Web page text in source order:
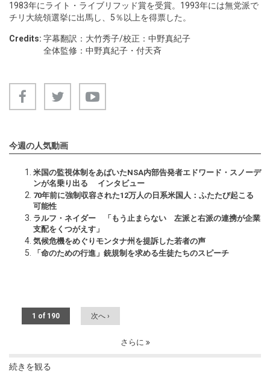
1983年にライト・ライブリフッド賞を受賞。1993年には無党派で
チリ大統領選挙に出馬し、5％以上を得票した。
Credits: 字幕翻訳：大竹秀子/校正：中野真紀子
全体監修：中野真紀子・付天斉
今週の人気動画
米国の監視体制をあばいたNSA内部告発者エドワード・スノーデ
ンが名乗り出る インタビュー
70年前に強制収容された12万人の日系米国人：ふたたび起こる
可能性
ラルフ・ネイダー 「もう止まらない 左派と右派の連携が企業
支配をくつがえす」
気候危機をめぐりモンタナ州を提訴した若者の声
「命のための行進」銃規制を求める生徒たちのスピーチ
1 of 190 次へ ›
さらに
続きを観る